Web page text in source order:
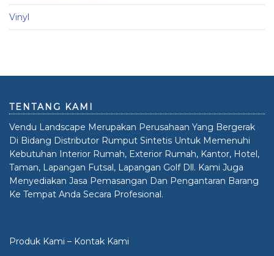
Vinyl
TENTANG KAMI
Vendu Landscape Merupakan Perusahaan Yang Bergerak
Di Bidang Distributor Rumput Sintetis Untuk Memenuhi
Kebutuhan Interior Rumah, Exterior Rumah, Kantor, Hotel,
Taman, Lapangan Futsal, Lapangan Golf Dll. Kami Juga
Menyediakan Jasa Pemasangan Dan Pengantaran Barang
Ke Tempat Anda Secara Profesional.
Produk Kami – Kontak Kami